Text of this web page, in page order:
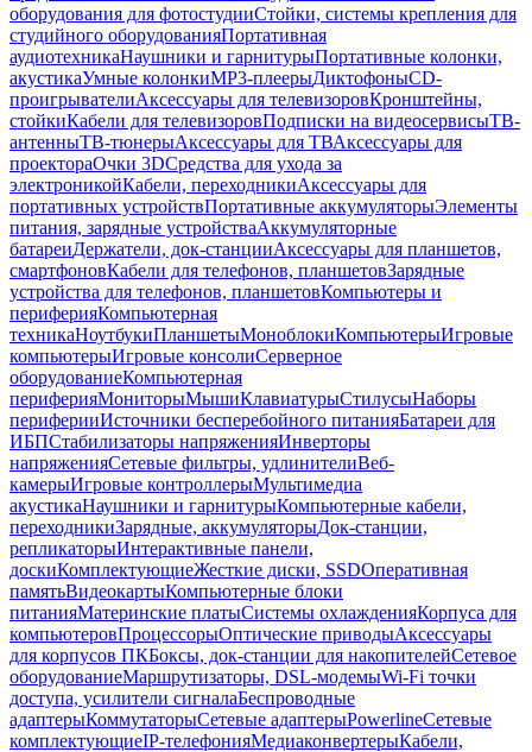
оборудования для фотостудииСтойки, системы крепления для
студийного оборудованияПортативная
аудиотехникаНаушники и гарнитурыПортативные колонки,
акустикаУмные колонкиMP3-плеерыДиктофоныCD-
проигрывателиАксессуары для телевизоровКронштейны,
стойкиКабели для телевизоровПодписки на видеосервисыТВ-
антенныТВ-тюнерыАксессуары для ТВАксессуары для
проектораОчки 3DСредства для ухода за
электроникойКабели, переходникиАксессуары для
портативных устройствПортативные аккумуляторыЭлементы
питания, зарядные устройстваАккумуляторные
батареиДержатели, док-станцииАксессуары для планшетов,
смартфоновКабели для телефонов, планшетовЗарядные
устройства для телефонов, планшетовКомпьютеры и
периферияКомпьютерная
техникаНоутбукиПланшетыМоноблокиКомпьютерыИгровые
компьютерыИгровые консолиСерверное
оборудованиеКомпьютерная
периферияМониторыМышиКлавиатурыСтилусыНаборы
периферииИсточники бесперебойного питанияБатареи для
ИБПСтабилизаторы напряженияИнверторы
напряженияСетевые фильтры, удлинителиВеб-
камерыИгровые контроллерыМультимедиа
акустикаНаушники и гарнитурыКомпьютерные кабели,
переходникиЗарядные, аккумуляторыДок-станции,
репликаторыИнтерактивные панели,
доскиКомплектующиеЖесткие диски, SSDОперативная
памятьВидеокартыКомпьютерные блоки
питанияМатеринские платыСистемы охлажденияКорпуса для
компьютеровПроцессорыОптические приводыАксессуары
для корпусов ПКБоксы, док-станции для накопителейСетевое
оборудованиеМаршрутизаторы, DSL-модемыWi-Fi точки
доступа, усилители сигналаБеспроводные
адаптерыКоммутаторыСетевые адаптерыPowerlineСетевые
комплектующиеIP-телефонияМедиаконвертерыКабели,